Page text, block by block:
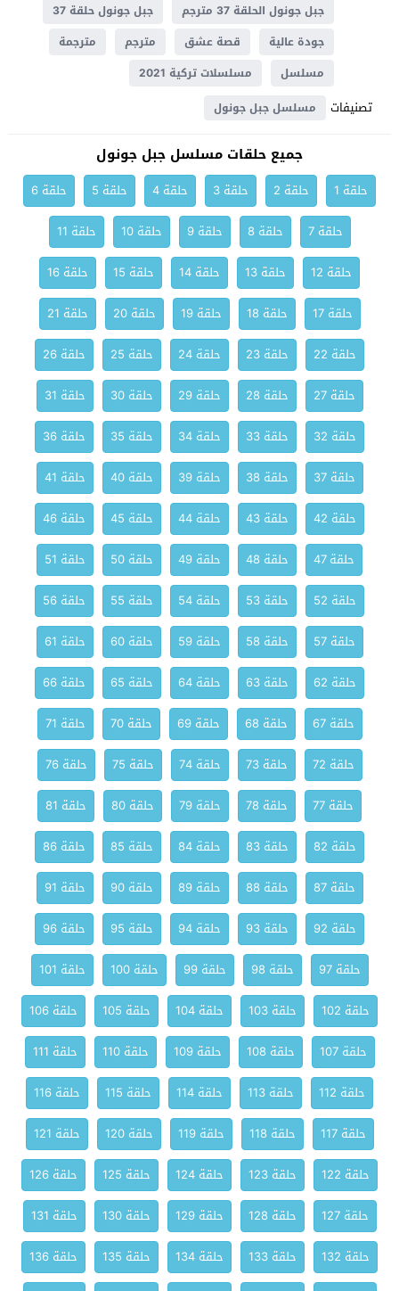
جبل جونول الحلقة 37 مترجم
جبل جونول حلقة 37
جودة عالية
قصة عشق مترجم
مترجمة
مسلسل
مسلسلات تركية 2021
تصنيفات مسلسل جبل جونول
جميع حلقات مسلسل جبل جونول
حلقة 1 حلقة 2 حلقة 3 حلقة 4 حلقة 5
حلقة 6
حلقة 7
حلقة 8 حلقة 9 حلقة 10
حلقة 11
حلقة 12
حلقة 13 حلقة 14 حلقة 15
حلقة 16
حلقة 17
حلقة 18 حلقة 19 حلقة 20
حلقة 21
حلقة 22
حلقة 23 حلقة 24 حلقة 25
حلقة 26
حلقة 27
حلقة 28 حلقة 29 حلقة 30
حلقة 31
حلقة 32
حلقة 33 حلقة 34 حلقة 35
حلقة 36
حلقة 37
حلقة 38 حلقة 39 حلقة 40
حلقة 41
حلقة 42
حلقة 43 حلقة 44 حلقة 45
حلقة 46
حلقة 47
حلقة 48 حلقة 49 حلقة 50
حلقة 51
حلقة 52
حلقة 53 حلقة 54 حلقة 55
حلقة 56
حلقة 57
حلقة 58 حلقة 59 حلقة 60
حلقة 61
حلقة 62
حلقة 63 حلقة 64 حلقة 65
حلقة 66
حلقة 67
حلقة 68 حلقة 69 حلقة 70
حلقة 71
حلقة 72
حلقة 73 حلقة 74 حلقة 75
حلقة 76
حلقة 77
حلقة 78 حلقة 79 حلقة 80
حلقة 81
حلقة 82
حلقة 83 حلقة 84 حلقة 85
حلقة 86
حلقة 87
حلقة 88 حلقة 89 حلقة 90
حلقة 91
حلقة 92
حلقة 93 حلقة 94 حلقة 95
حلقة 96
حلقة 97
حلقة 98 حلقة 99 حلقة 100
حلقة 101
حلقة 102
حلقة 103 حلقة 104 حلقة 105
حلقة 106
حلقة 107
حلقة 108 حلقة 109 حلقة 110
حلقة 111
حلقة 112
حلقة 113 حلقة 114 حلقة 115
حلقة 116
حلقة 117
حلقة 118 حلقة 119 حلقة 120
حلقة 121
حلقة 122
حلقة 123 حلقة 124 حلقة 125
حلقة 126
حلقة 127
حلقة 128 حلقة 129 حلقة 130
حلقة 131
حلقة 132
حلقة 133 حلقة 134 حلقة 135
حلقة 136